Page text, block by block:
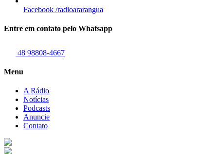
Facebook /radioararangua
Entre em contato pelo Whatsapp
48 98808-4667
Menu
A Rádio
Notícias
Podcasts
Anuncie
Contato